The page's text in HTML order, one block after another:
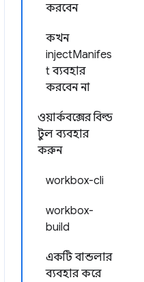
করবেন
কখন
injectManifes
t ব্যবহার
করবেন না
ওয়ার্কবক্সের বিল্ড
টুল ব্যবহার
করুন
workbox-cli
workbox-
build
একটি বান্ডলার
ব্যবহার করে